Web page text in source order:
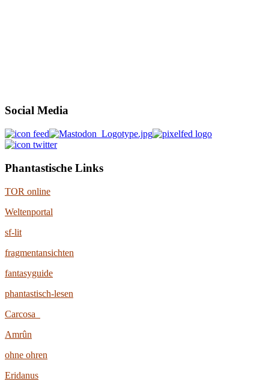
Social Media
Phantastische Links
TOR online
Weltenportal
sf-lit
fragmentansichten
fantasyguide
phantastisch-lesen
Carcosa
Amrûn
ohne ohren
Eridanus